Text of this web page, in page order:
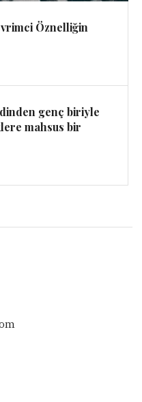
Öznelliğin
genç biriyle
mahsus bir